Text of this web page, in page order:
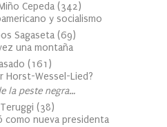
Cepeda (342)
y socialismo
Sagaseta (69)
una montaña
(161 )
Horst-Wessel-Lied?
la peste negra…
(38)
como nueva presidenta